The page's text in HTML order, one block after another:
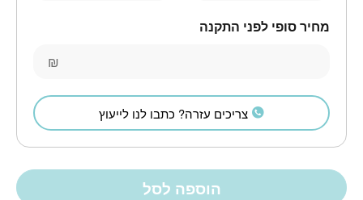
מחיר סופי לפני התקנה
₪
צריכים עזרה? כתבו לנו לייעוץ
הוספה לסל